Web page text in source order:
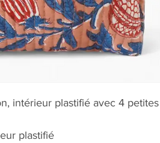
intérieur plastifié avec 4 petites
plastifié